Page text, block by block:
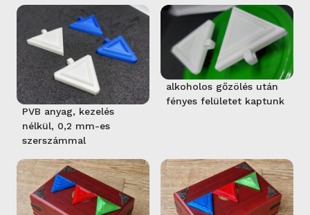
PVB anyag, kezelés
nélkül, 0,2 mm-es
szerszámmal
alkoholos gőzölés után
fényes felületet kaptunk